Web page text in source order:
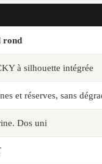
rond
à silhouette intégrée
et réserves, sans
Dos uni